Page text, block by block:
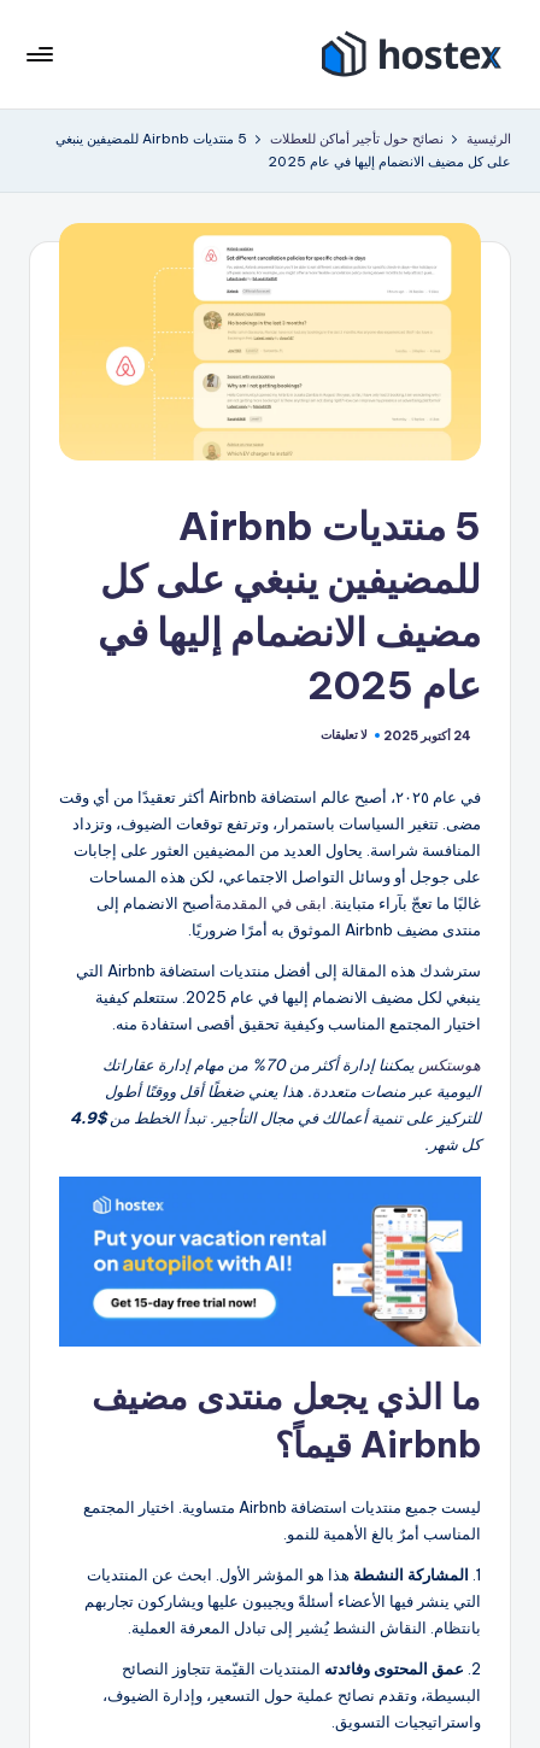
التجاوز
المحتوى
ست
ك
عطلتك
الآلي
باستخدام
الاصطناعي
الرئيسية نصائح حول تأجير أماكن للعطلات
5 منتديات Airbnb للمضيفين ينبغي
على كل مضيف الانضمام إليها في عام 2025
5 منتديات Airbnb
للمضيفين ينبغي على كل
مضيف الانضمام إليها في
عام 2025
24 أكتوبر 2025 لا تعليقات
في عام ٢٠٢٥، أصبح عالم استضافة Airbnb أكثر تعقيدًا من أي وقت
مضى. تتغير السياسات باستمرار، وترتفع توقعات الضيوف، وتزداد
المنافسة شراسة. يحاول العديد من المضيفين العثور على إجابات
على جوجل أو وسائل التواصل الاجتماعي، لكن هذه المساحات
غالبًا ما تعجّ بآراء متباينة. ابقى في المقدمةأصبح الانضمام إلى
منتدى مضيف Airbnb الموثوق به أمرًا ضروريًا.
سترشدك هذه المقالة إلى أفضل منتديات استضافة Airbnb التي
ينبغي لكل مضيف الانضمام إليها في عام 2025. ستتعلم كيفية
اختيار المجتمع المناسب وكيفية تحقيق أقصى استفادة منه.
هوستكس
يمكننا إدارة أكثر من 70% من مهام إدارة عقاراتك
اليومية عبر منصات متعددة. هذا يعني ضغطًا أقل ووقتًا أطول
للتركيز على تنمية أعمالك في مجال التأجير. تبدأ الخطط من$4.9
كل شهر.
ما الذي يجعل منتدى مضيف
Airbnb قيماً؟
ليست جميع منتديات استضافة Airbnb متساوية. اختيار المجتمع
المناسب أمرٌ بالغ الأهمية للنمو.
1. المشاركة النشطة هذا هو المؤشر الأول. ابحث عن المنتديات
التي ينشر فيها الأعضاء أسئلةً ويجيبون عليها ويشاركون تجاربهم
بانتظام. النقاش النشط يُشير إلى تبادل المعرفة العملية.
2. عمق المحتوى وفائدته المنتديات القيّمة تتجاوز النصائح
البسيطة، وتقدم نصائح عملية حول التسعير، وإدارة الضيوف،
واستراتيجيات التسويق.